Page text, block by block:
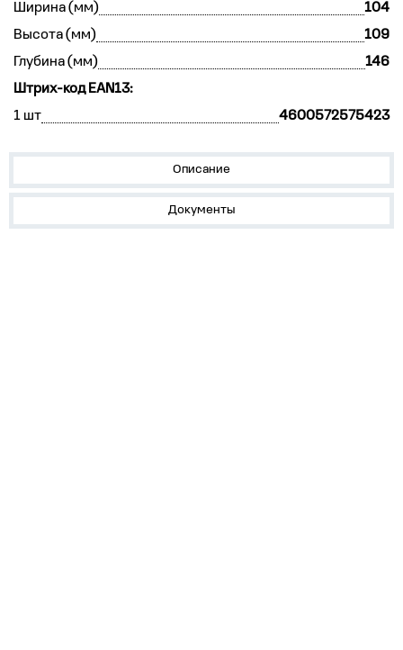
Ширина (мм)
104
Высота (мм)
109
Глубина (мм)
146
Штрих-код EAN13:
1 шт
4600572575423
Описание
Документы